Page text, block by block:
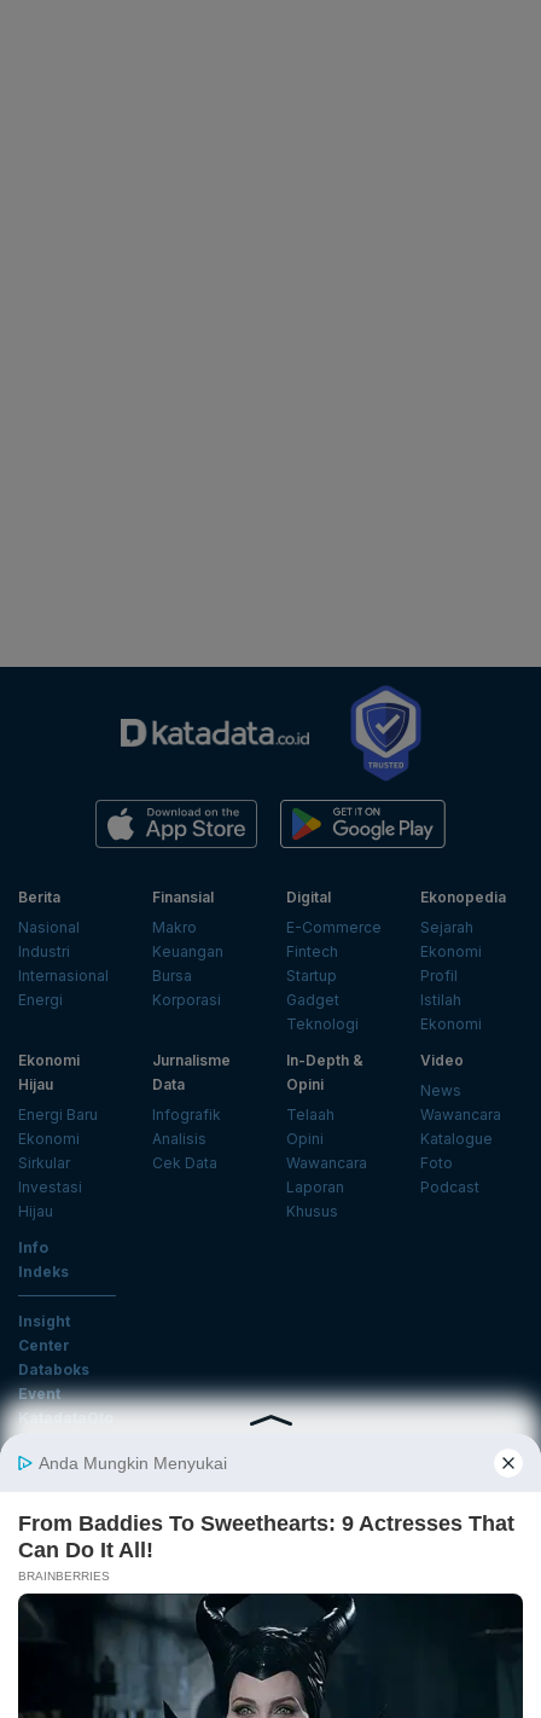
Berita
Nasional
Industri
Internasional
Energi
Finansial
Makro
Keuangan
Bursa
Korporasi
Digital
E-Commerce
Fintech
Startup
Gadget
Teknologi
Ekonopedia
Sejarah
Ekonomi
Profil
Istilah
Ekonomi
Ekonomi
Hijau
Energi Baru
Ekonomi
Sirkular
Investasi
Hijau
Jurnalisme
Data
Infografik
Analisis
Cek Data
In-Depth &
Opini
Telaah
Opini
Wawancara
Laporan
Khusus
Video
News
Wawancara
Katalogue
Foto
Podcast
Info
Indeks
Insight
Center
Databoks
Event
KatadataOto
Email
Daftar
Advertising Karier
Kebijakan Privasi
Disclaimer Hubungi Kami